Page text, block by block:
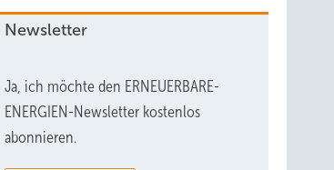
Newsletter
Ja, ich möchte den ERNEUERBARE-
ENERGIEN-Newsletter kostenlos
abonnieren.